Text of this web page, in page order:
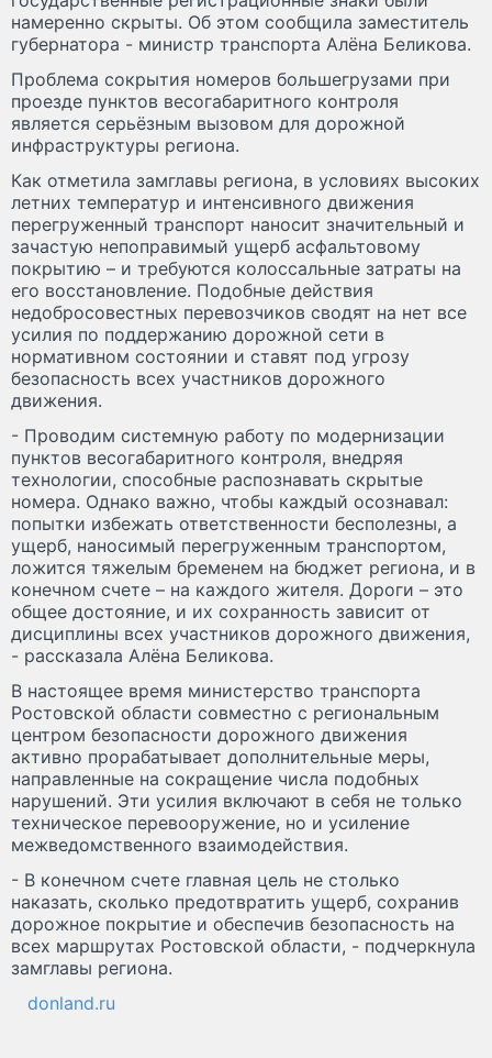
намеренно скрыты. Об этом сообщила заместитель
губернатора - министр транспорта Алёна Беликова.
Проблема сокрытия номеров большегрузами при
проезде пунктов весогабаритного контроля
является серьёзным вызовом для дорожной
инфраструктуры региона.
Как отметила замглавы региона, в условиях высоких
летних температур и интенсивного движения
перегруженный транспорт наносит значительный и
зачастую непоправимый ущерб асфальтовому
покрытию – и требуются колоссальные затраты на
его восстановление. Подобные действия
недобросовестных перевозчиков сводят на нет все
усилия по поддержанию дорожной сети в
нормативном состоянии и ставят под угрозу
безопасность всех участников дорожного
движения.
- Проводим системную работу по модернизации
пунктов весогабаритного контроля, внедряя
технологии, способные распознавать скрытые
номера. Однако важно, чтобы каждый осознавал:
попытки избежать ответственности бесполезны, а
ущерб, наносимый перегруженным транспортом,
ложится тяжелым бременем на бюджет региона, и в
конечном счете – на каждого жителя. Дороги – это
общее достояние, и их сохранность зависит от
дисциплины всех участников дорожного движения,
- рассказала Алёна Беликова.
В настоящее время министерство транспорта
Ростовской области совместно с региональным
центром безопасности дорожного движения
активно прорабатывает дополнительные меры,
направленные на сокращение числа подобных
нарушений. Эти усилия включают в себя не только
техническое перевооружение, но и усиление
межведомственного взаимодействия.
- В конечном счете главная цель не столько
наказать, сколько предотвратить ущерб, сохранив
дорожное покрытие и обеспечив безопасность на
всех маршрутах Ростовской области, - подчеркнула
замглавы региона.
donland.ru